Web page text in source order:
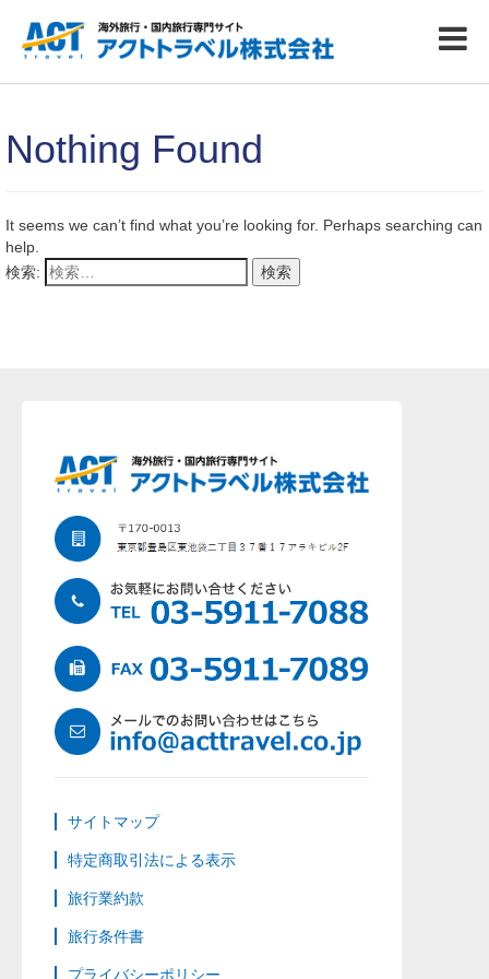
Nothing Found
It seems we can’t find what you’re looking for. Perhaps searching can
help.
検索:
サイトマップ
特定商取引法による表示
旅行業約款
旅行条件書
プライバシーポリシー